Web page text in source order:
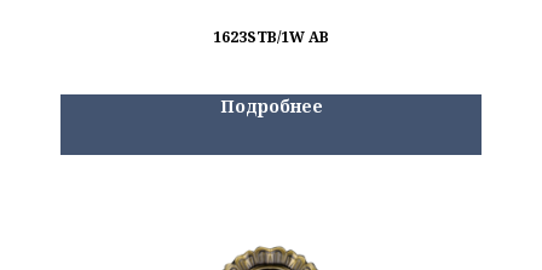
1623STB/1W AB
Подробнее